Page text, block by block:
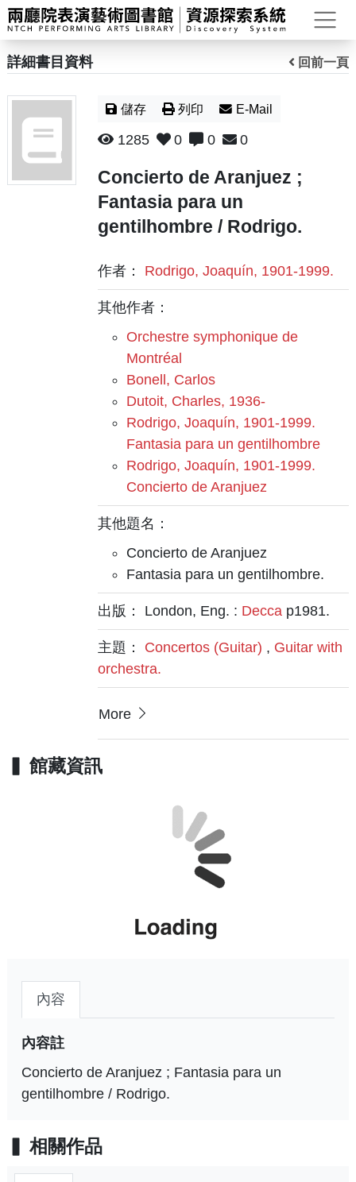
打
詳細書目資料 回前一頁
儲存 列印 E-Mail
1285 0 0 0
Concierto de Aranjuez ;
Fantasia para un
gentilhombre / Rodrigo.
作者： Rodrigo, Joaquín, 1901-1999.
其他作者：
Orchestre symphonique de
Montréal
Bonell, Carlos
Dutoit, Charles, 1936-
Rodrigo, Joaquín, 1901-1999.
Fantasia para un gentilhombre
Rodrigo, Joaquín, 1901-1999.
Concierto de Aranjuez
其他題名：
Concierto de Aranjuez
Fantasia para un gentilhombre.
出版： London, Eng. : Decca p1981.
主題： Concertos (Guitar) , Guitar with
orchestra.
More
館藏資訊
內容
內容註
Concierto de Aranjuez ; Fantasia para un
gentilhombre / Rodrigo.
相關作品